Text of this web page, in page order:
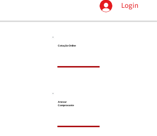
Login
CotaçãoOnline
Anexar
Comprovante